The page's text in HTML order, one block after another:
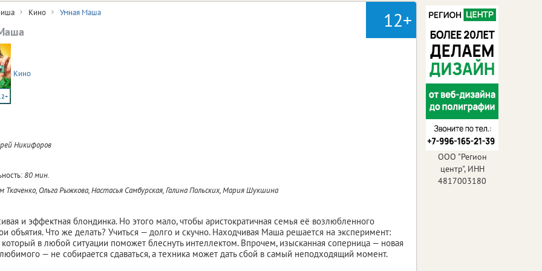
12+
Кино Умная Маша
Кино
Никифоров
80 мин.
Ткаченко, Ольга Рыжкова, Настасья Самбурская, Галина Польских, Мария Шукшина
и эффектная блондинка. Но этого мало, чтобы аристократичная семья её возлюбленного
объятия. Что же делать? Учиться — долго и скучно. Находчивая Маша решается на эксперимент:
который в любой ситуации поможет блеснуть интеллектом. Впрочем, изысканная соперница — новая
— не собирается сдаваться, а техника может дать сбой в самый неподходящий момент.
ООО "Регион
центр", ИНН
4817003180